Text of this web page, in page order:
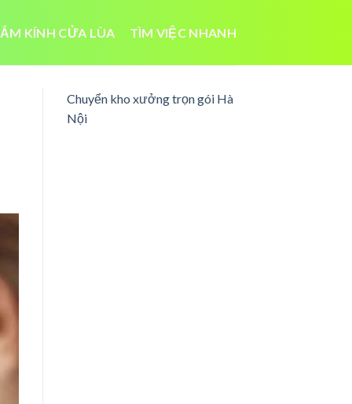
KÍNH CỬA LÙA TÌM VIỆC NHANH
Chuyển kho xưởng trọn gói Hà
Nội